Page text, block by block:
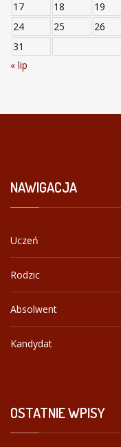
17
18 19
24
25 26
31
« lip
NAWIGACJA
Uczeń
Rodzic
Absolwent
Kandydat
OSTATNIEWPISY